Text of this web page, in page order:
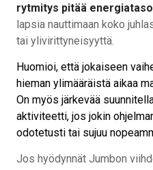
rytmitys pitää
lapsia nauttimaan koko
tai ylivirittyneisyyttä.
Huomioi, että jokaiseen
hieman ylimääräistä aikaa
On myös järkevää
aktiviteetti, jos jokin
odotetusti tai sujuu
Jos hyödynnät Jumbon